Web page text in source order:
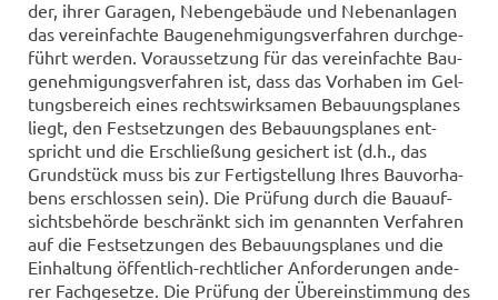
der, ihrer Ga­ra­gen, Ne­ben­ge­bäu­de und Ne­ben­an­la­gen
das ver­ein­fach­te Bau­ge­neh­mi­gungs­ver­fah­ren durch­ge­
führt wer­den. Vor­aus­set­zung für das ver­ein­fach­te Bau­
ge­neh­mi­gungs­ver­fah­ren ist, dass das Vor­ha­ben im Gel­
tungs­be­reich eines rechts­wirk­sa­men Be­bau­ungs­pla­nes
liegt, den Fest­set­zun­gen des Be­bau­ungs­pla­nes ent­
spricht und die Er­schlie­ßung ge­si­chert ist (d.h., das
Grund­stück muss bis zur Fer­tig­stel­lung Ihres Bau­vor­ha­
bens er­schlos­sen sein). Die Prü­fung durch die Bau­auf­
sichts­be­hör­de be­schränkt sich im ge­nann­ten Ver­fah­ren
auf die Fest­set­zun­gen des Be­bau­ungs­pla­nes und die
Ein­hal­tung öffentlich-​rechtlicher An­for­de­run­gen an­de­
rer Fach­ge­set­ze. Die Prü­fung der Über­ein­stim­mung des